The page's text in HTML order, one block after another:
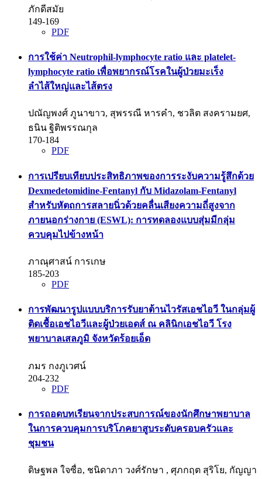
ภักดีสมัย
149-169
PDF
การใช้ค่า Neutrophil-lymphocyte ratio และ platelet-
lymphocyte ratio เพื่อพยากรณ์โรคในผู้ป่วยมะเร็ง
ลำไส้ใหญ่และไส้ตรง
ปณัญพงศ์ ภูนาขาว, สุพรรณี หารคำ, ชวลิต สงครามยศ,
ธนิน ฐิติพรรณกุล
170-184
PDF
การเปรียบเทียบประสิทธิภาพของการระงับความรู้สึกด้วย
Dexmedetomidine-Fentanyl กับ Midazolam-Fentanyl
สำหรับหัตถการสลายนิ่วด้วยคลื่นเสียงความถี่สูงจาก
ภายนอกร่างกาย (ESWL): การทดลองแบบสุ่มมีกลุ่ม
ควบคุมไปข้างหน้า
ภาณุศาสน์ การเกษ
185-203
PDF
การพัฒนารูปแบบบริการรับยาต้านไวรัสเอชไอวี ในกลุ่มผู้
ติดเชื้อเอชไอวีและผู้ป่วยเอดส์ ณ คลินิกเอชไอวี โรง
พยาบาลเสลภูมิ จังหวัดร้อยเอ็ด
ภมร กงภูเวศน์
204-232
PDF
การถอดบทเรียนจากประสบการณ์ของนักศึกษาพยาบาล
ในการควบคุมการบริโภคยาสูบระดับครอบครัวและ
ชุมชน
ดิษฐพล ใจซื่อ, ชนิดาภา วงศ์รักษา , ศุภกฤต สุริโย, กัญญา